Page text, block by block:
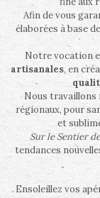
Afin de vous
élaborées à base
Notre vocation
artisanales, en
Nous travaillons
régionaux, pour
et
Sur le Sentier
tendances
Ensoleillez vos